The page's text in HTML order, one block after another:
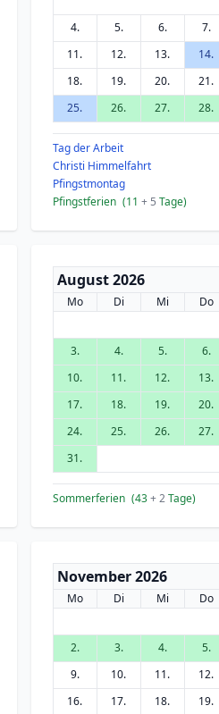
4.
5. 6. 7.
11.
12. 13. 14.
18.
19. 20. 21.
25.
26. 27. 28.
Tag der Arbeit
Christi Himmelfahrt
Pfingstmontag
Pfingstferien (11 + 5 Tage)
August 2026
Mo Di Mi Do
3.
4. 5. 6.
10.
11. 12. 13.
17.
18. 19. 20.
24.
25. 26. 27.
31.
Sommerferien (43+ 2Tage)
November 2026
Mo Di Mi Do
2.
3. 4. 5.
9.
10. 11. 12.
16.
17. 18. 19.